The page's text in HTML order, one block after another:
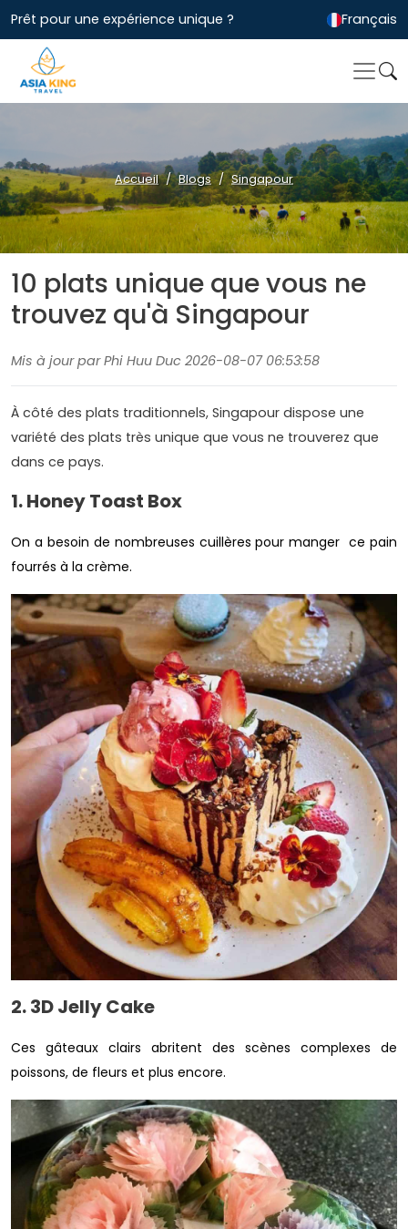
Prêt pour une expérience unique ? Français
Accueil Blogs Singapour
10 plats unique que vous ne
trouvez qu'à Singapour
Mis à jour par Phi Huu Duc 2026-08-07 06:53:58
À côté des plats traditionnels, Singapour dispose une
variété des plats très unique que vous ne trouverez que
dans ce pays.
1. Honey Toast Box
On a besoin de nombreuses cuillères pour manger ce pain
fourrés à la crème.
2. 3D Jelly Cake
Ces gâteaux clairs abritent des scènes complexes de
poissons, de fleurs et plus encore.